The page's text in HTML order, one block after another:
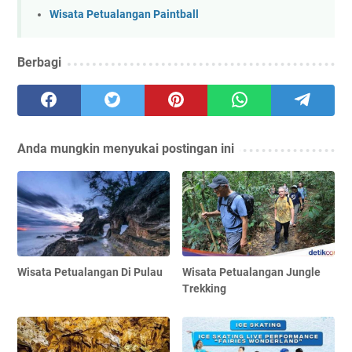
Wisata Petualangan Paintball
Berbagi
Anda mungkin menyukai postingan ini
Wisata Petualangan Di Pulau
Wisata Petualangan Jungle
Trekking